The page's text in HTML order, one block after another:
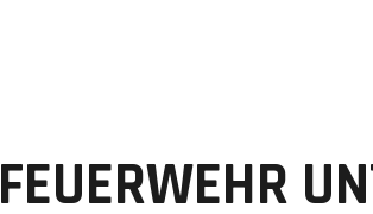
FEUERWEHR